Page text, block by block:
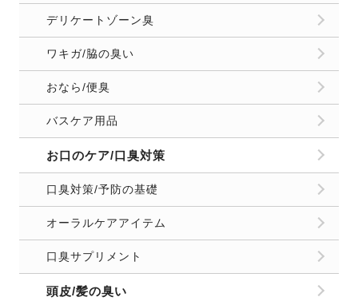
デリケートゾーン臭
ワキガ/脇の臭い
おなら/便臭
バスケア用品
お口のケア/口臭対策
口臭対策/予防の基礎
オーラルケアアイテム
口臭サプリメント
頭皮/髪の臭い